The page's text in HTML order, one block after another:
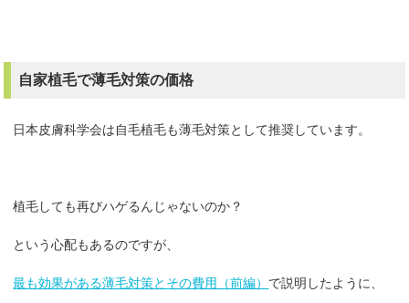
自家植毛で薄毛対策の価格
日本皮膚科学会は自毛植毛も薄毛対策として推奨しています。
植毛しても再びハゲるんじゃないのか？
という心配もあるのですが、
最も効果がある薄毛対策とその費用（前編） で説明したように、